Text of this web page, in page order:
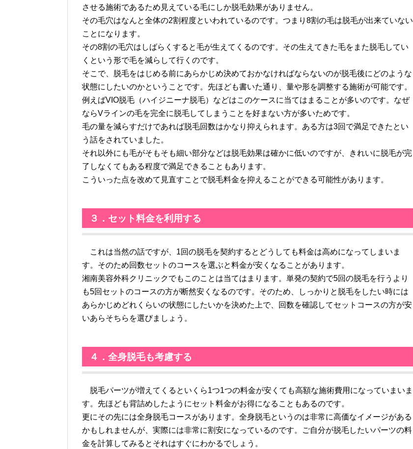
させる施術であるため見えている毛にしか脱毛効果がありません。
その毛穴はなんと全体の2割程度といわれているのです。つまり8割の毛は脱毛が出来ていない
ことになります。
その8割の毛穴はしばらくすると毛が生えてくるのです。その生えてきた毛をまた脱毛してい
くという形で毛を減らして行くのです。
そこで、脱毛をはじめる前にあらかじめ決めておかなければならないのが脱毛後にどのような
状態にしたいのかということです。先ほども書いた通り、量や形を調整する施術が可能です。
例えばVIO脱毛（ハイジニーナ脱毛）などはこのケースに当てはまることが多いのです。なぜ
ならVラインの毛を完全に脱毛してしまうことを好まない方が多いためです。
毛の量を減らすだけであれば脱毛回数はかなり抑えられます。ある方は3回で満足できたとい
う話をされていました。
それ以外にも毛がそもそも細い部分などは脱毛効果は確かに低いのですが、きれいに脱毛が完
了しなくてもある程度で満足できることもあります。
こういった点を改めて見直すことで脱毛料金を抑えることができる可能性があります。
３．セット料金を利用する
これは当然の話ですが、1回の脱毛を契約するとどうしても料金は高めになってしまいま
す。そのため回数セットのコースを選ぶと料金が安くなることがあります。
湘南美容外科クリニックでもこのことは当てはまります。単発の契約で5回の脱毛を行うより
も5回セットのコースの方が断然安くなるのです。そのため、しっかりと脱毛をしたい時には
あらかじめどれくらいの状態にしたいかを決めた上で、回数を確認してセットコースの方が安
いあらそちらを選びましょう。
４．全身脱毛も考慮する
脱毛パーツが増えてくるといくら1つ1つの料金が安くても高額な施術費用になっていまいま
す。先ほども背詰めしたようにセット料金がお得になることもあるのです。
更にその先には全身脱毛コースがあります。全身脱毛というのは非常に高価なイメージがある
かもしれませんが、実際には非常に割安になっているのです。ご自分が脱毛したいパーツの料
金を計算してみるとそれはすぐにわかるでしょう。